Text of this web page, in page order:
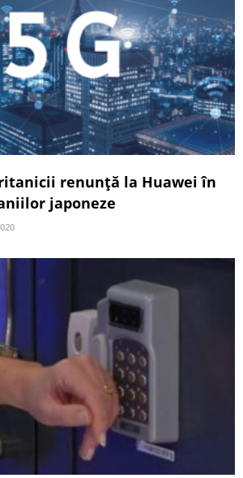
renunță la Huawei în
japoneze